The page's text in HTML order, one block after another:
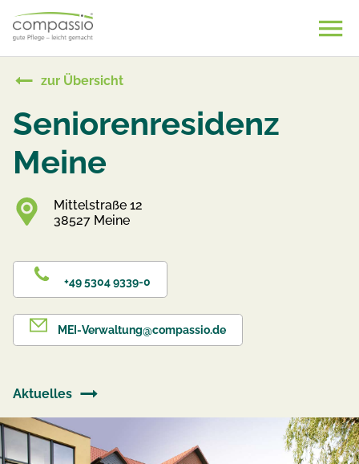
content
zur Übersicht
Seniorenresidenz
Meine
Mittelstraße 12
38527 Meine
+49 5304 9339-0
MEI-Verwaltung@compassio.de
Aktuelles